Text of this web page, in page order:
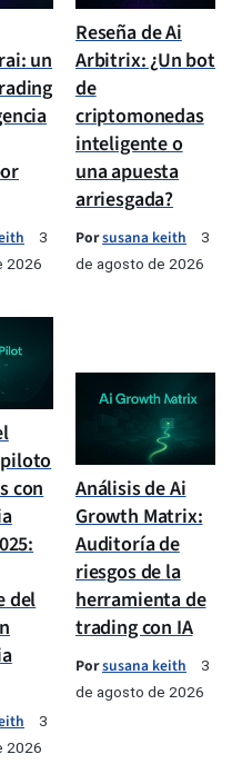
un
3
2026
Reseña de Ai
Arbitrix: ¿Un bot
de
criptomonedas
inteligente o
una apuesta
arriesgada?
Porsusana keith
3
de agosto de 2026
con
del
3
2026
Análisis de Ai
Growth Matrix:
Auditoría de
riesgos de la
herramienta de
trading con IA
Porsusana keith
3
de agosto de 2026